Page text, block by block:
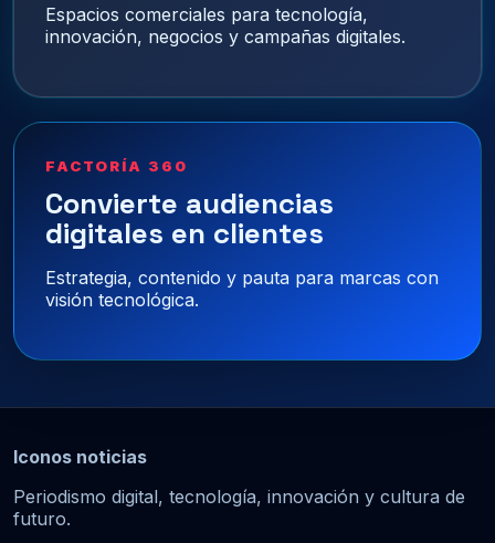
Espacios comerciales para tecnología,
innovación, negocios y campañas digitales.
FACTORÍA 360
Convierte audiencias
digitales en clientes
Estrategia, contenido y pauta para marcas con
visión tecnológica.
Iconos noticias
Periodismo digital, tecnología, innovación y cultura de
futuro.